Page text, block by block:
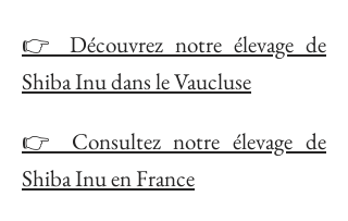
👉 Découvrez notre élevage de
Shiba Inu dans le Vaucluse
👉 Consultez notre élevage de
Shiba Inu en France